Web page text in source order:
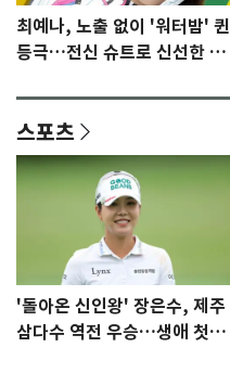
최예나, 노출 없이 '워터밤' 퀸
등극…전신 슈트로 신선한 충
스포츠
'돌아온 신인왕' 장은수, 제주
삼다수 역전 우승…생애 첫승